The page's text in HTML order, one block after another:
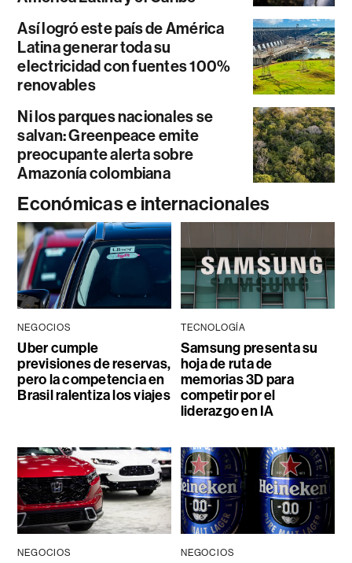
Así logró este país de América
Latina generar toda su
electricidad con fuentes 100%
renovables
Ni los parques nacionales se
salvan: Greenpeace emite
preocupante alerta sobre
Amazonía colombiana
Económicas e internacionales
NEGOCIOS
Uber cumple
previsiones de reservas,
pero la competencia en
Brasil ralentiza los viajes
TECNOLOGÍA
Samsung presenta su
hoja de ruta de
memorias 3D para
competir por el
liderazgo en IA
NEGOCIOS NEGOCIOS